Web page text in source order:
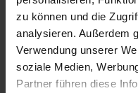
zu können und die
analysieren. Außerdem
Verwendung unserer
soziale Medien,
Partner führen diese
Geräte Klammer­geräte
Feindraht­klammer­geräte
F1B S30-16